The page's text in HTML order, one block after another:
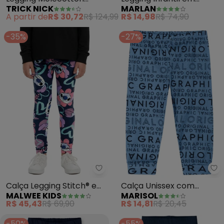
(Azul)
TRICK NICK
A partir deR$ 30,72R$ 124,99
Molecotton Felpado
(Azul)
MARLAN
R$ 14,98R$ 74,90
-35%
Malwee Kids - Calça Legging
Calça Legging Stitch® em
Cotton (Azul Marinho)
MALWEE KIDS
R$ 45,43R$ 69,90
-27%
Calça Unissex com
Aroma Bebê (Azul)
MARISOL
R$ 14,81R$ 20,45